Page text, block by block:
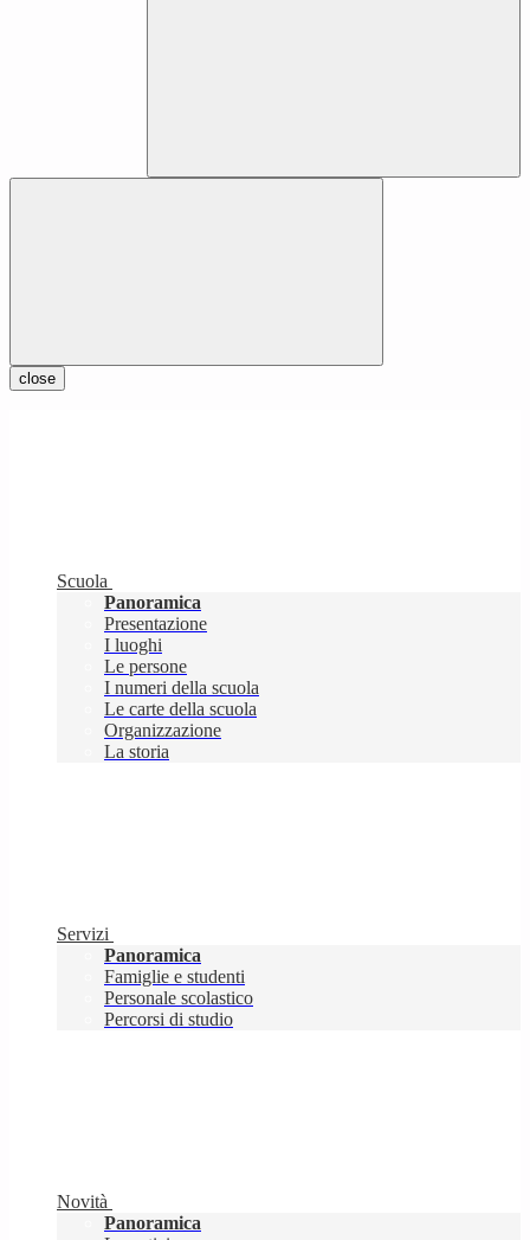
close
Scuola
Panoramica
Presentazione
I luoghi
Le persone
I numeri della scuola
Le carte della scuola
Organizzazione
La storia
Servizi
Panoramica
Famiglie e studenti
Personale scolastico
Percorsi di studio
Novità
Panoramica